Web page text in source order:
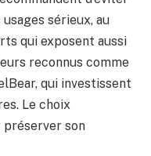
sérieux, au
qui exposent aussi
reconnus comme
qui investissent
Le choix
son